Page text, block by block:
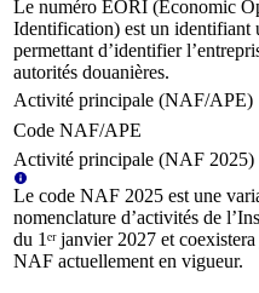
Le numéro EORI (Economic
Identification) est un identifiant
permettant d’identifier
autorités douanières.
Activité principale (NAF/APE)
Code NAF/APE
Activité principale (NAF 2025)
Le code NAF 2025 est une
nomenclature d’activités de
du 1ᵉʳ janvier 2027 et
NAF actuellement en vigueur.